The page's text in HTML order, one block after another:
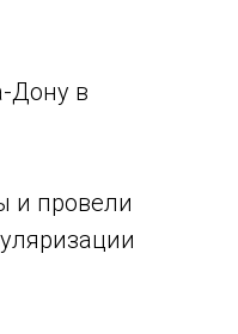
Дону в
и провели